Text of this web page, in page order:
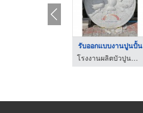
รับออกแบบงานปูนปั้น
โรงงานผลิตบัวปูนสำเร็จ งานปูนปั้นแบบตามสั่ง นนทศิลป์